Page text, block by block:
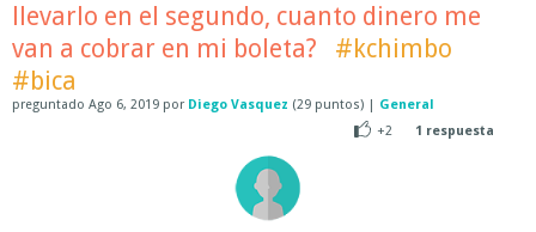
llevarlo en el segundo, cuanto dinero me
van a cobrar en mi boleta?
#kchimbo
#bica
preguntado Ago 6, 2019 por Diego Vasquez (29 puntos) | General
+2
1 respuesta